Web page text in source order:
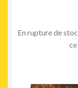
En rupture de